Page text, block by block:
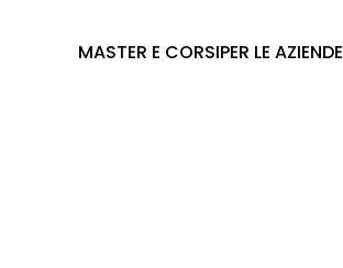
MASTER E CORSIPER LE AZIENDE